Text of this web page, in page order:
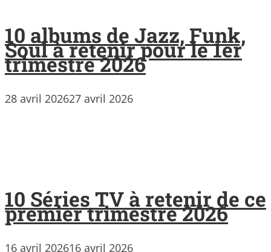
10 albums de Jazz, Funk,
Soul à retenir pour le 1er
trimestre 2026
28 avril 202627 avril 2026
10 Séries TV à retenir de ce
premier trimestre 2026
16 avril 202616 avril 2026